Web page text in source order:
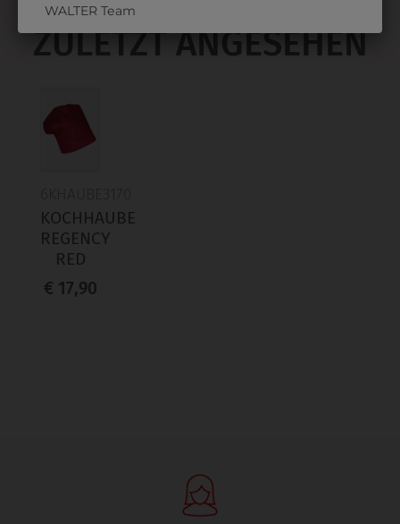
ZULETZT ANGESEHEN
KOCHHAUBE
REGENCY
RED
€ 17,90
WALTER Team